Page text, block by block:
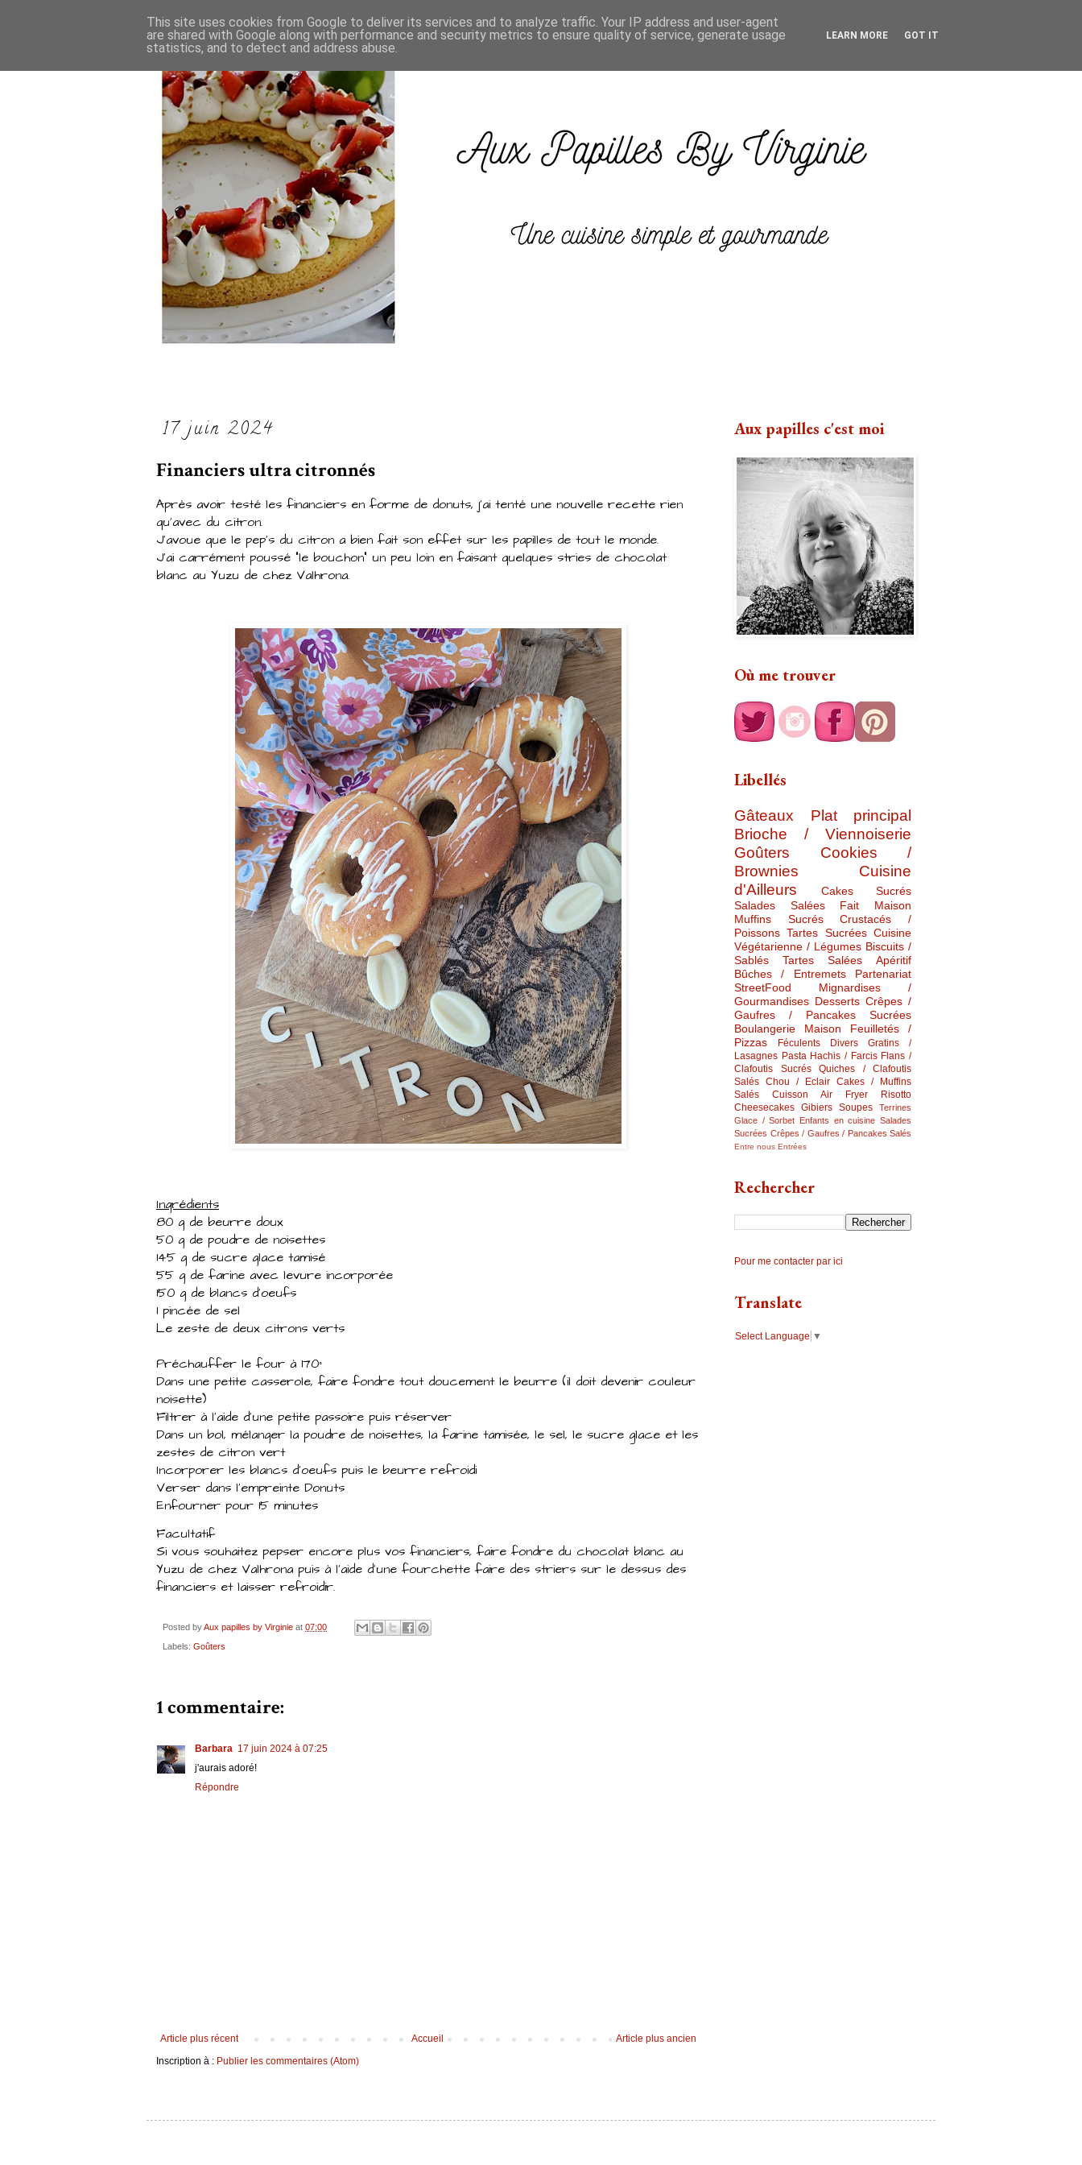
17 juin 2024
Financiers ultra citronnés
Après avoir testé les financiers en forme de donuts, j'ai tenté une nouvelle recette rien
qu'avec du citron.
J'avoue que le pep's du citron a bien fait son effet sur les papilles de tout le monde.
J'ai carrément poussé "le bouchon" un peu loin en faisant quelques stries de chocolat
blanc au Yuzu de chez Valhrona.
Ingrédients
80 g de beurre doux
50 g de poudre de noisettes
145 g de sucre glace tamisé
55 g de farine avec levure incorporée
150 g de blancs d'oeufs
1 pincée de sel
Le zeste de deux citrons verts
Préchauffer le four à 170°
Dans une petite casserole, faire fondre tout doucement le beurre (il doit devenir couleur
noisette)
Filtrer à l'aide d'une petite passoire puis réserver
Dans un bol, mélanger la poudre de noisettes, la farine tamisée, le sel, le sucre glace et les
zestes de citron vert
Incorporer les blancs d'oeufs puis le beurre refroidi
Verser dans l'empreinte Donuts
Enfourner pour 15 minutes
Facultatif
Si vous souhaitez pepser encore plus vos financiers, faire fondre du chocolat blanc au
Yuzu de chez Valhrona puis à l'aide d'une fourchette faire des striers sur le dessus des
financiers et laisser refroidir.
Posted byAux papilles by Virginie at 07:00
Labels: Goûters
1 commentaire:
Barbara 17 juin 2024 à 07:25
j'aurais adoré!
Répondre
Article plus récent Article plus ancien
Accueil
Inscription à : Publier les commentaires (Atom)
Aux papilles c'est moi
Où me trouver
Libellés
Gâteaux
Plat principal
Brioche / Viennoiserie
Goûters
Cookies /
Brownies
Cuisine
d'Ailleurs
Cakes Sucrés
Salades Salées
Fait Maison
Muffins Sucrés
Crustacés /
Poissons Tartes Sucrées Cuisine
Végétarienne / Légumes Biscuits /
Sablés
Tartes Salées
Apéritif
Bûches / Entremets
Partenariat
StreetFood
Mignardises /
Gourmandises Desserts Crêpes /
Gaufres / Pancakes Sucrées
Boulangerie Maison
Feuilletés /
Pizzas
Féculents Divers
Gratins /
Lasagnes Pasta Hachis / Farcis Flans /
Clafoutis Sucrés
Quiches / Clafoutis
Salés Chou / Eclair Cakes / Muffins
Salés
Cuisson Air Fryer
Risotto
Cheesecakes Gibiers Soupes
Terrines
Glace / Sorbet Enfants en cuisine Salades
Sucrées Crêpes / Gaufres / Pancakes Salés
Entre nous Entrées
Rechercher
Pour me contacter par ici
Translate
Select Language ▼
This site uses cookies from Google to deliver its services and to analyze traffic. Your IP address and user-agent
are shared with Google along with performance and security metrics to ensure quality of service, generate usage
statistics, and to detect and address abuse.
LEARN MORE GOT IT